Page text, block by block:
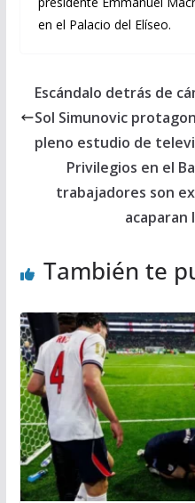
en el Palacio del Elíseo.
Escándalo detrás de
Sol Simunovic
pleno estudio de
Privilegios en el
trabajadores son
También te